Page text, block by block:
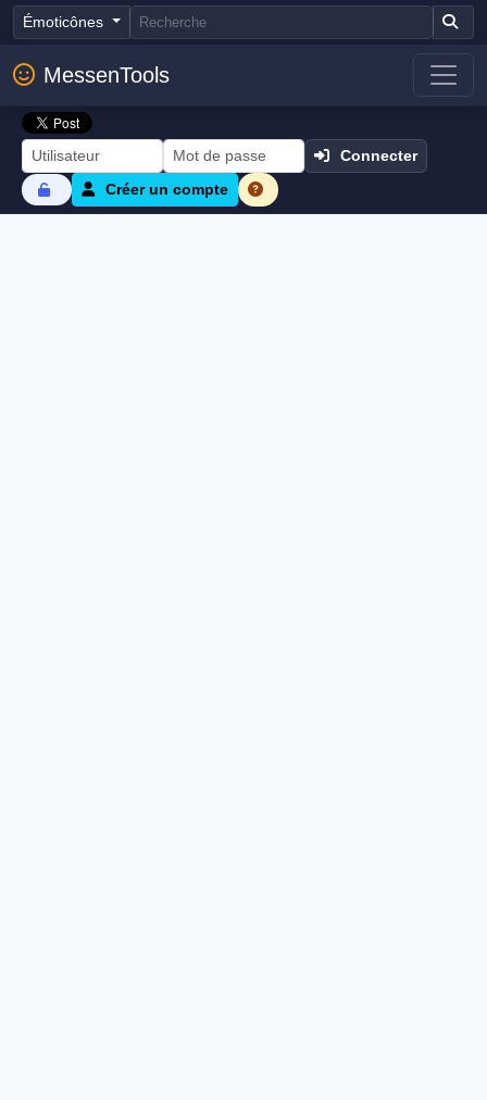
Émoticônes
MessenTools
Connecter
Créer un compte